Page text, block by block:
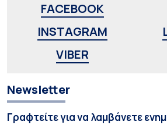
FACEBOOK
INSTAGRAM
VIBER
Newsletter
Γραφτείτε για να λαμβάνετε